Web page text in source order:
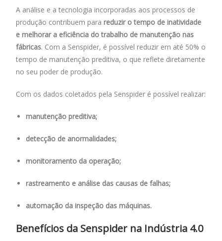
A análise e a tecnologia incorporadas aos processos de
produção contribuem para reduzir o tempo de inatividade
e melhorar a eficiência do trabalho de manutenção nas
fábricas. Com a Senspider, é possível reduzir em até 50% o
tempo de manutenção preditiva, o que reflete diretamente
no seu poder de produção.
Com os dados coletados pela Senspider é possível realizar:
manutenção preditiva;
detecção de anormalidades;
monitoramento da operação;
rastreamento e análise das causas de falhas;
automação da inspeção das máquinas.
Benefícios da Senspider na Indústria 4.0